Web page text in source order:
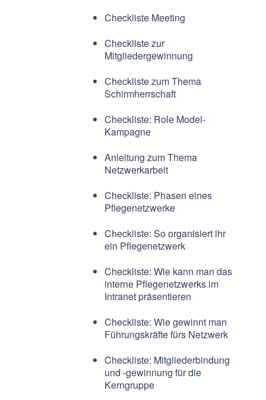
Checkliste Meeting
Checkliste zur
Mitgliedergewinnung
Checkliste zum Thema
Schirmherrschaft
Checkliste: Role Model-
Kampagne
Anleitung zum Thema
Netzwerkarbeit
Checkliste: Phasen eines
Pflegenetzwerke
Checkliste: So organisiert ihr
ein Pflegenetzwerk
Checkliste: Wie kann man das
interne Pflegenetzwerks im
Intranet präsentieren
Checkliste: Wie gewinnt man
Führungskräfte fürs Netzwerk
Checkliste: Mitgliederbindung
und -gewinnung für die
Kerngruppe